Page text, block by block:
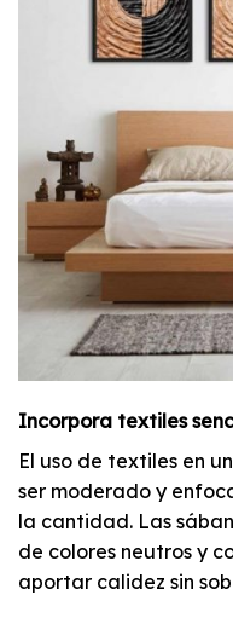
Incorpora textiles
El uso de textiles en
ser moderado y
la cantidad. Las
de colores neutros y
aportar calidez sin